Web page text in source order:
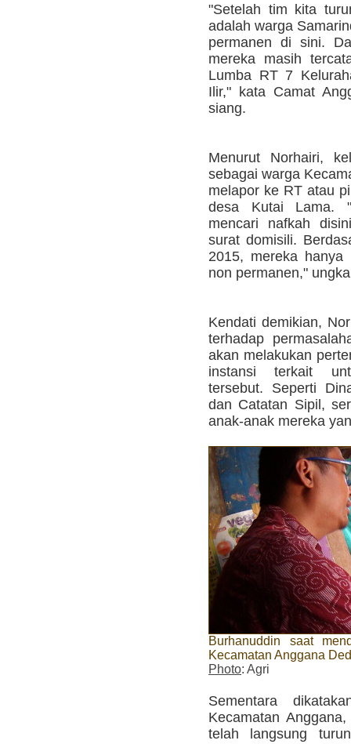
"Setelah tim kita
adalah warga
permanen di sini.
mereka masih
Lumba RT 7
Ilir," kata Camat
siang.
Menurut Norhairi,
sebagai warga
melapor ke RT atau
desa Kutai Lama.
mencari nafkah
surat domisili.
2015, mereka hanya
non permanen,"
Kendati demikian,
terhadap
akan melakukan
instansi terkait
tersebut. Seperti
dan Catatan Sipil,
anak-anak mereka
Burhanuddin saat
Kecamatan Anggana
Photo: Agri
Sementara
Kecamatan
telah langsung